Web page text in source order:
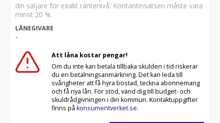
din säljare för exakt räntenivå. Kontantinsatsen måste vara
minst 20 %.
LÅNEGIVARE
-
Att låna kostar pengar!
Om du inte kan betala tillbaka skulden i tid riskerar
du en betalningsanmärkning. Det kan leda till
svårigheter att få hyra bostad, teckna abonnemang
och få nya lån. För stöd, vänd dig till budget- och
skuldrådgivningen i din kommun. Kontaktuppgifter
finns på konsumentverket.se.